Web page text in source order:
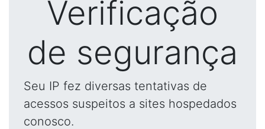
Verificação
de segurança
Seu IP fez diversas tentativas de
acessos suspeitos a sites hospedados
conosco.